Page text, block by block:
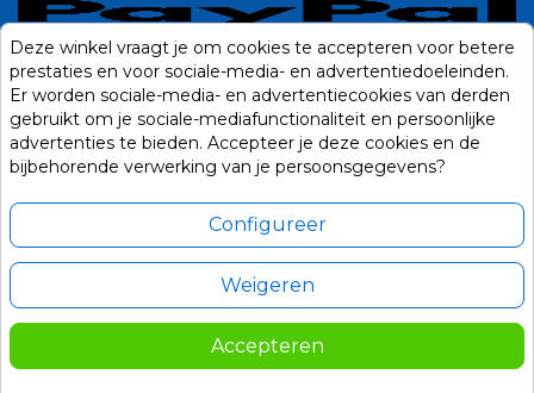
Deze winkel vraagt je om cookies te accepteren voor betere
prestaties en voor sociale-media- en advertentiedoeleinden.
Er worden sociale-media- en advertentiecookies van derden
gebruikt om je sociale-mediafunctionaliteit en persoonlijke
advertenties te bieden. Accepteer je deze cookies en de
bijbehorende verwerking van je persoonsgegevens?
Configureer
Weigeren
Accepteren